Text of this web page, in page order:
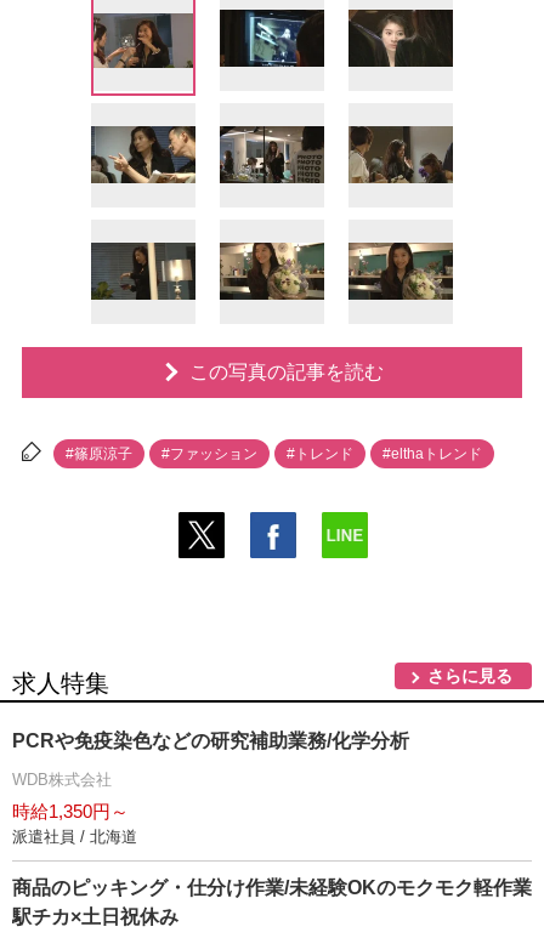
この写真の記事を読む
#篠原涼子 #ファッション #トレンド #elthaトレンド
求人特集 さらに見る
PCRや免疫染色などの研究補助業務/化学分析
WDB株式会社
時給1,350円～
派遣社員 / 北海道
商品のピッキング・仕分け作業/未経験OKのモクモク軽作業
駅チカ×土日祝休み